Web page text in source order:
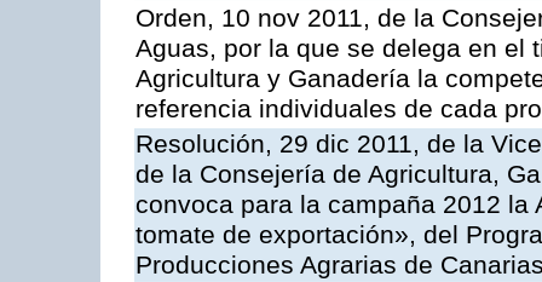
Orden, 10 nov 2011, de la
Aguas, por la que se delega en el
Agricultura y Ganadería la
referencia individuales de cada
Resolución, 29 dic 2011, de la
de la Consejería de Agricultura,
convoca para la campaña 2012
tomate de exportación», del
Producciones Agrarias de